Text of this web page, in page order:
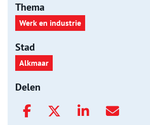
Thema
Werk en industrie
Stad
Alkmaar
Delen